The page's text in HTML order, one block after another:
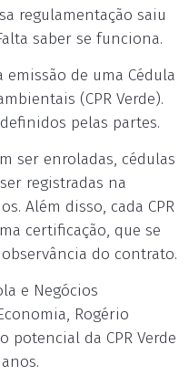
regulamentação saiu
saber se funciona.
de uma Cédula
(CPR Verde).
pelas partes.
ser enroladas, cédulas
registradas na
Além disso, cada CPR
certificação, que se
do contrato.
e Negócios
Rogério
potencial da CPR Verde